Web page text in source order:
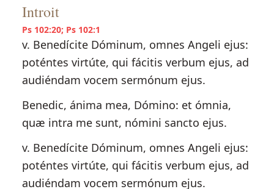
Introit
Ps 102:20; Ps 102:1
v. Benedícite Dóminum, omnes Angeli ejus:
poténtes virtúte, qui fácitis verbum ejus, ad
audiéndam vocem sermónum ejus.
Benedic, ánima mea, Dómino: et ómnia,
quæ intra me sunt, nómini sancto ejus.
v. Benedícite Dóminum, omnes Angeli ejus:
poténtes virtúte, qui fácitis verbum ejus, ad
audiéndam vocem sermónum ejus.